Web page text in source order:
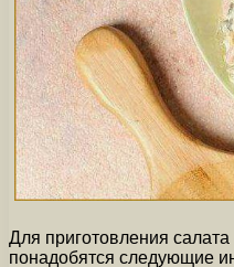
Для приготовления
понадобятся следующие